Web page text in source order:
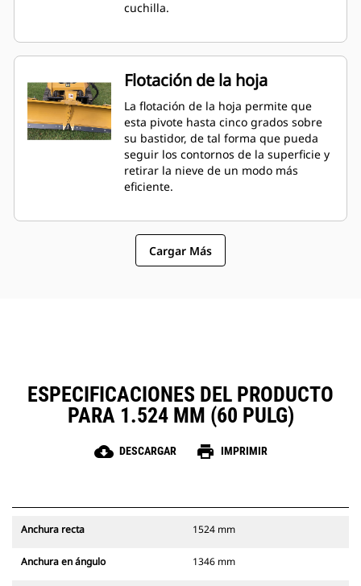
cuchilla.
Flotación de la hoja
La flotación de la hoja permite que
esta pivote hasta cinco grados sobre
su bastidor, de tal forma que pueda
seguir los contornos de la superficie y
retirar la nieve de un modo más
eficiente.
Cargar Más
ESPECIFICACIONES DEL PRODUCTO
PARA 1.524 MM (60 PULG)
cloud_download DESCARGAR print IMPRIMIR
Anchura recta 1524 mm
Anchura en ángulo 1346 mm